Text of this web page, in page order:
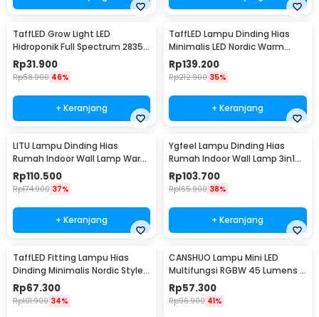
TaffLED Grow Light LED
Hidroponik Full Spectrum 2835
SMD 220V 50W - RO22
Rp31.900
Rp58.900 46%
+ Keranjang
TaffLED Lampu Dinding Hias
Minimalis LED Nordic Warm
White E27 12W - G9
Rp139.200
Rp212.900 35%
+ Keranjang
LITU Lampu Dinding Hias
Rumah Indoor Wall Lamp Warm
White 3000K 7W - W22
Rp110.500
Rp174.900 37%
+ Keranjang
Ygfeel Lampu Dinding Hias
Rumah Indoor Wall Lamp 3in1
Color - JS-QD407
Rp103.700
Rp165.900 38%
+ Keranjang
TaffLED Fitting Lampu Hias
Dinding Minimalis Nordic Style
E27 265V - WF-M004
Rp67.300
Rp101.900 34%
CANSHUO Lampu Mini LED
Multifungsi RGBW 45 Lumens 3
PCS with Remote - YJ-905
Rp57.300
Rp96.900 41%